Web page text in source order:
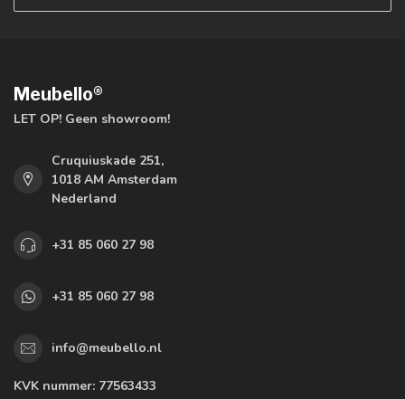
Meubello®
LET OP! Geen showroom!
Cruquiuskade 251,
1018 AM Amsterdam
Nederland
+31 85 060 27 98
+31 85 060 27 98
info@meubello.nl
KVK nummer: 77563433